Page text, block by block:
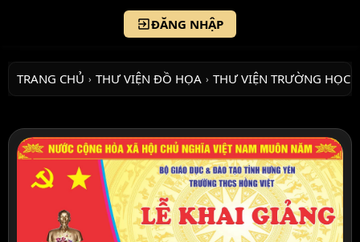
ĐĂNG NHẬP
TRANG CHỦ › THƯ VIỆN ĐỒ HỌA › THƯ VIỆN TRƯỜNG HỌC